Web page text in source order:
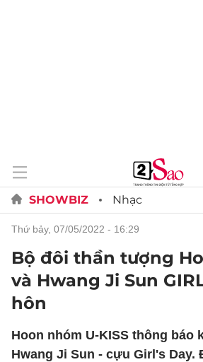
SHOWBIZ Nhạc
thứ bảy, 07/05/2022 - 16:29
Bộ đôi thần tượng
và Hwang Ji Sun
hôn
Hoon nhóm U-KISS thông báo
Hwang Ji Sun - cựu Girl's Day.